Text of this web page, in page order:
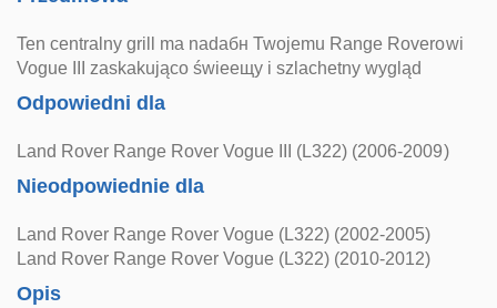
Ten centralny grill ma nadaбн Twojemu Range Roverowi
Vogue III zaskakująco świeещy i szlachetny wygląd
Odpowiedni dla
Land Rover Range Rover Vogue III (L322) (2006-2009)
Nieodpowiednie dla
Land Rover Range Rover Vogue (L322) (2002-2005)
Land Rover Range Rover Vogue (L322) (2010-2012)
Opis